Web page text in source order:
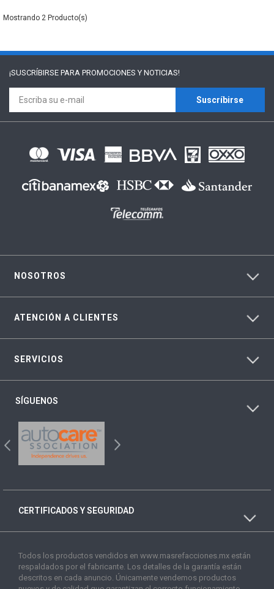
2
¡SUSCRÍBIRSE PARA PROMOCIONES Y NOTICIAS!
Suscríbirse
NOSOTROS
ATENCIÓN A CLIENTES
SERVICIOS
SÍGUENOS
CERTIFICADOS Y SEGURIDAD
Todos los productos vendidos en www.masrefacciones.mx están
respaldados por el fabricante. Los detalles de la garantía están
descritos en cada anuncio. Únicamente vendemos productos